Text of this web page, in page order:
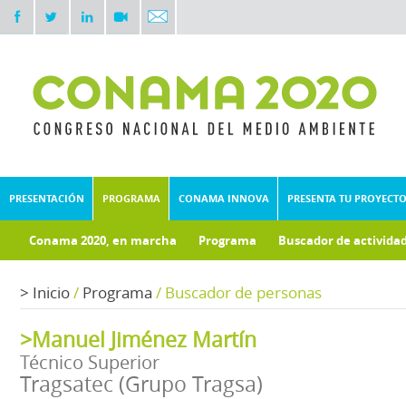
PRESENTACIÓN PROGRAMA CONAMA INNOVA PRESENTA TU PROYECTO
Conama 2020, en marcha Programa Buscador de
> Inicio/ Programa / Buscador de personas
>Manuel Jiménez Martín
Técnico Superior
Tragsatec (Grupo Tragsa)